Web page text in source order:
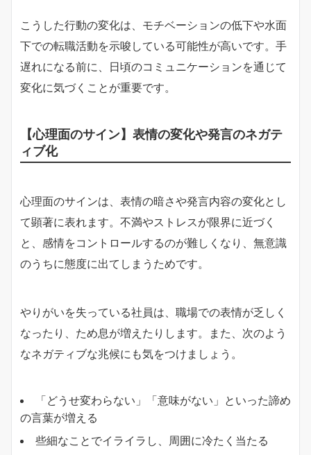
こうした行動の変化は、モチベーションの低下や水面
下での転職活動を示唆している可能性が高いです。手
遅れになる前に、日頃のコミュニケーションを通じて
変化に気づくことが重要です。
【心理面のサイン】表情の変化や発言のネガテ
ィブ化
心理面のサインは、表情の暗さや発言内容の変化とし
て顕著に表れます。不満やストレスが限界に近づく
と、感情をコントロールするのが難しくなり、無意識
のうちに態度に出てしまうためです。
やりがいを失っている社員は、職場での表情が乏しく
なったり、ため息が増えたりします。また、次のよう
なネガティブな兆候にも気をつけましょう。
「どうせ変わらない」「意味がない」といった諦め
の言葉が増える
些細なことでイライラし、周囲に冷たく当たる